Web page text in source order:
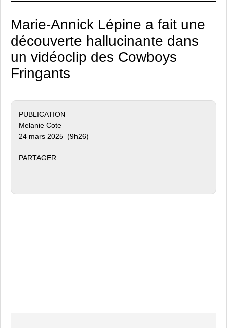
Marie-Annick Lépine a fait une
découverte hallucinante dans
un vidéoclip des Cowboys
Fringants
PUBLICATION
Melanie Cote
24 mars 2025 (9h26)
PARTAGER